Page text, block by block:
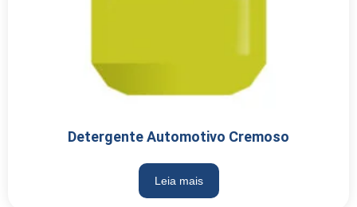
Detergente Automotivo Cremoso
Leia mais